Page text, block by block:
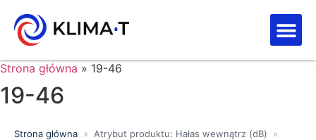
Strona główna » 19-46
19-46
Strona główna » Atrybut produktu: Hałas wewnątrz (dB)
»